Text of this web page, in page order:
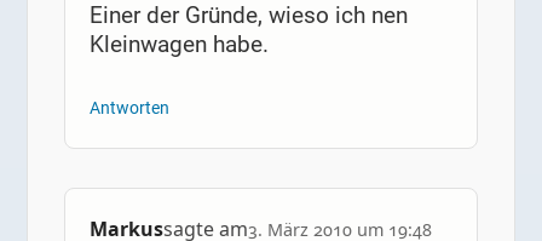
Einer der Gründe, wieso ich nen
Kleinwagen habe.
Antworten
Markussagte am3. März 2010 um 19:48